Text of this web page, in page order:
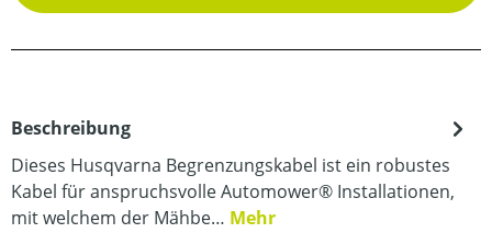
Beschreibung
Dieses Husqvarna Begrenzungskabel ist ein robustes
Kabel für anspruchsvolle Automower® Installationen,
mit welchem der Mähbe… Mehr